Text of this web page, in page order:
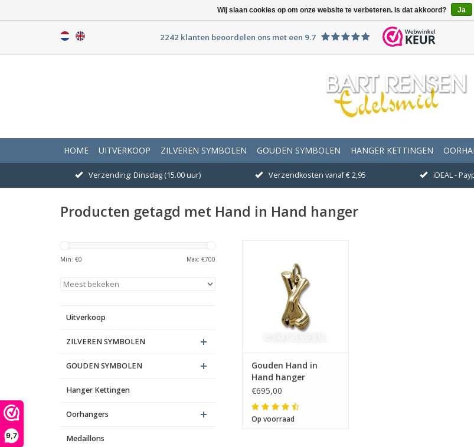
9,7
2242 klanten beoordelen ons met een 9.7
HOME UITVERKOOP ZILVEREN SYMBOLEN GOUDEN SYMBOLEN HANGER KETTINGEN
Verzending: Dinsdag (15.00 uur) Verzendkosten vanaf € 2,95 iDEAL -
Producten getagd met Hand in Hand hanger
Min: €0 Max: €700
Uitverkoop
ZILVEREN SYMBOLEN
GOUDEN SYMBOLEN
Hanger Kettingen
Oorhangers
Medaillons
Gouden Hand in
Hand hanger
€695,00
Op voorraad
Wij slaan cookies op om onze website te verbeteren. Is dat akkoord? Ja